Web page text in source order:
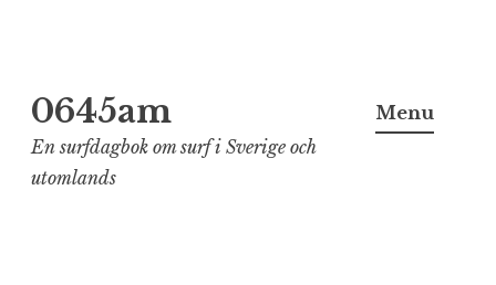
to
content
0645am
En surfdagbok om surf i Sverige och
utomlands
Menu